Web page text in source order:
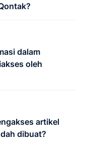
dalam
oleh
artikel
dibuat?